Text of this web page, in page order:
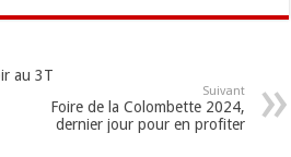
au 3T
Suivant
Foire de la Colombette 2024,
dernier jour pour en profiter